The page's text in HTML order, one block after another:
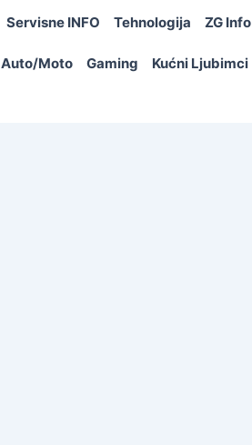
Servisne INFO Tehnologija ZG Info
Auto/Moto Gaming Kućni Ljubimci